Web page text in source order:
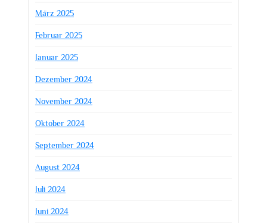
März 2025
Februar 2025
Januar 2025
Dezember 2024
November 2024
Oktober 2024
September 2024
August 2024
Juli 2024
Juni 2024